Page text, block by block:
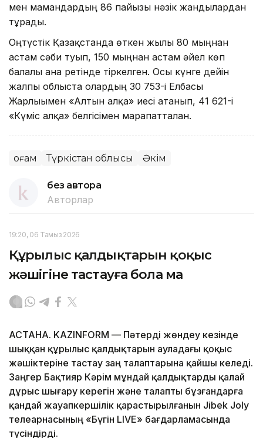
мен мамандардың 86 пайызы нәзік жандылардан
тұрады.
Оңтүстік Қазақстанда өткен жылы 80 мыңнан
астам сәби туып, 150 мыңнан астам әйел көп
балалы ана ретінде тіркелген. Осы күнге дейін
жалпы облыста олардың 30 753-і Елбасы
Жарлығымен «Алтын алқа» иесі атанып, 41 621-і
«Күміс алқа» белгісімен марапатталған.
Қоғам Түркістан облысы Әкім
без автора
Авторлар
19:20, 06 Тамыз 2026
Құрылыс қалдықтарын қоқыс
жәшігіне тастауға бола ма
АСТАНА. KAZINFORM — Пәтерді жөндеу кезінде
шыққан құрылыс қалдықтарын ауладағы қоқыс
жәшіктеріне тастау заң талаптарына қайшы келеді.
Заңгер Бақтияр Кәрім мұндай қалдықтарды қалай
дұрыс шығару керегін және талапты бұзғандарға
қандай жауапкершілік қарастырылғанын Jibek Joly
телеарнасының «Бүгін LIVE» бағдарламасында
түсіндірді.